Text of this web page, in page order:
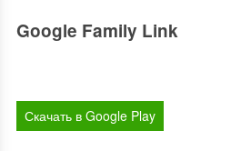
Google Family Link
Скачать в Google Play